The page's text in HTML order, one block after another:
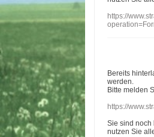
https://
Bereits
werden.
Bitte melden
https://
Sie sind noch
nutzen Sie